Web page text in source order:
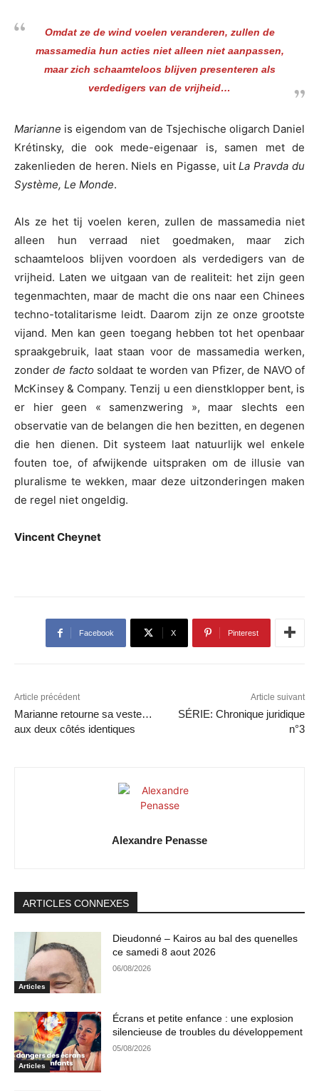
Omdat ze de wind voelen veranderen, zullen de
massamedia hun acties niet alleen niet aanpassen,
maar zich schaamteloos blijven presenteren als
verdedigers van de vrijheid…
Marianne is eigendom van de Tsjechische oligarch Daniel
Krétinsky, die ook mede-eigenaar is, samen met de
zakenlieden de heren. Niels en Pigasse, uitLa Pravda du
Système, Le Monde.
Als ze het tij voelen keren, zullen de massamedia niet
alleen hun verraad niet goedmaken, maar zich
schaamteloos blijven voordoen als verdedigers van de
vrijheid. Laten we uitgaan van de realiteit: het zijn geen
tegenmachten, maar de macht die ons naar een Chinees
techno-totalitarisme leidt. Daarom zijn ze onze grootste
vijand. Men kan geen toegang hebben tot het openbaar
spraakgebruik, laat staan voor de massamedia werken,
zonderde factosoldaat te worden van Pfizer, de NAVO of
McKinsey & Company. Tenzij u een dienstklopper bent, is
er hier geen « samenzwering », maar slechts een
observatie van de belangen die hen bezitten, en degenen
die hen dienen. Dit systeem laat natuurlijk wel enkele
fouten toe, of afwijkende uitspraken om de illusie van
pluralisme te wekken, maar deze uitzonderingen maken
de regel niet ongeldig.
Vincent Cheynet
Facebook X Pinterest
Article précédent
Marianne retourne sa veste…
aux deux côtés identiques
Article suivant
SÉRIE: Chronique juridique
n°3
Alexandre Penasse
ARTICLES CONNEXES
Articles
Dieudonné – Kairos au bal des quenelles
ce samedi 8 aout 2026
06/08/2026
Articles
Écrans et petite enfance : une explosion
silencieuse de troubles du développement
05/08/2026